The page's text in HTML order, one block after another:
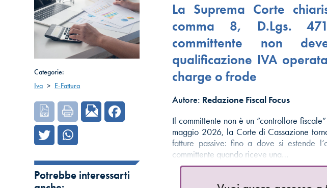
Categorie:
Iva > E-Fattura
Potrebbe interessarti
La Suprema Corte
comma 8, D.Lgs.
committente non
qualificazione IVA
charge o frode
Autore: Redazione Fiscal Focus
Il committente non è un “controllore
maggio 2026, la Corte di Cassazione
fatture passive: fino a dove si estende
committente quando riceve una…